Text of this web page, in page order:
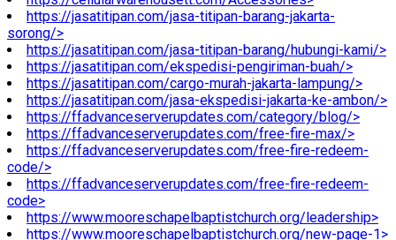
https://jasatitipan.com/jasa-titipan-barang-jakarta-
sorong/>
https://jasatitipan.com/jasa-titipan-barang/hubungi-kami/>
https://jasatitipan.com/ekspedisi-pengiriman-buah/>
https://jasatitipan.com/cargo-murah-jakarta-lampung/>
https://jasatitipan.com/jasa-ekspedisi-jakarta-ke-ambon/>
https://ffadvanceserverupdates.com/category/blog/>
https://ffadvanceserverupdates.com/free-fire-max/>
https://ffadvanceserverupdates.com/free-fire-redeem-
code/>
https://ffadvanceserverupdates.com/free-fire-redeem-
code>
https://www.mooreschapelbaptistchurch.org/leadership>
https://www.mooreschapelbaptistchurch.org/new-page-1>